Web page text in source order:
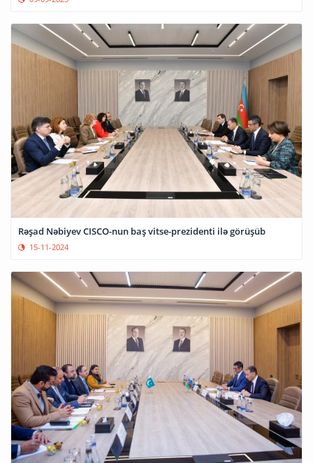
Rəşad Nəbiyev CISCO-nun baş vitse-prezidenti ilə görüşüb
15-11-2024